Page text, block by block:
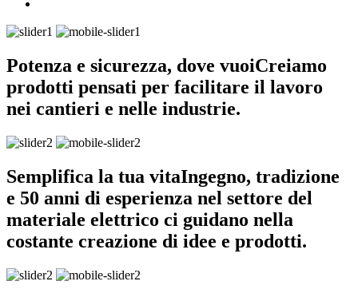
Potenza e sicurezza, dove vuoiCreiamo
prodotti pensati per facilitare il lavoro
nei cantieri e nelle industrie.
Semplifica la tua vitaIngegno, tradizione
e 50 anni di esperienza nel settore del
materiale elettrico ci guidano nella
costante creazione di idee e prodotti.